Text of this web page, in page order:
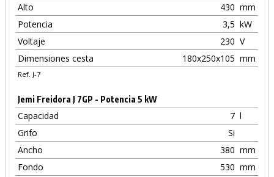
Alto
430 mm
Potencia
3,5 kW
Voltaje
230 V
Dimensiones cesta
180x250x105 mm
Ref. J-7
Jemi Freidora J 7GP - Potencia 5 kW
Capacidad 7 l
Grifo
Si
Ancho
380 mm
Fondo
530 mm